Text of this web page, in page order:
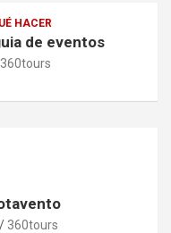
HACER
de eventos
360tours
360tours